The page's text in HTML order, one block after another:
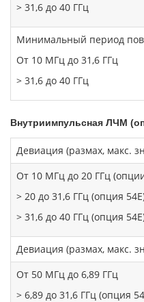
> 31,6 до 40 ГГц
Минимальный период
От 10 МГц до 31,6 ГГц
> 31,6 до 40 ГГц
Внутриимпульсная ЛЧМ
Девиация (размах, макс.
От 10 МГц до 20 ГГц
> 20 до 31,6 ГГц (опция
> 31,6 до 40 ГГц (опция
Девиация (размах, макс.
От 50 МГц до 6,89 ГГц
> 6,89 до 31,6 ГГц (опция